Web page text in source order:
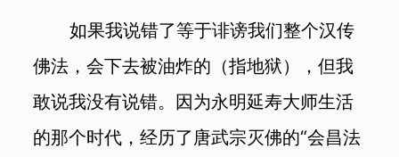
如果我说错了等于诽谤我们整个汉传
佛法，会下去被油炸的（指地狱），但我
敢说我没有说错。因为永明延寿大师生活
的那个时代，经历了唐武宗灭佛的“会昌法